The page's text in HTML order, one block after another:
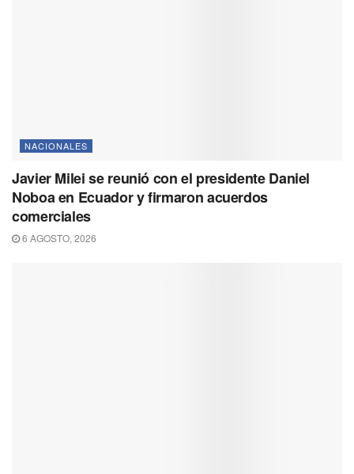
NACIONALES
Javier Milei se reunió con el presidente Daniel
Noboa en Ecuador y firmaron acuerdos
comerciales
6 AGOSTO, 2026